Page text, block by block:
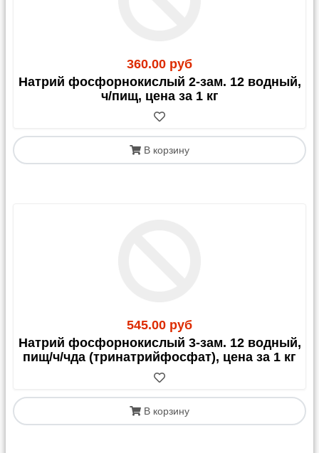
360.00 руб
Натрий фосфорнокислый 2-зам. 12 водный,
ч/пищ, цена за 1 кг
В корзину
545.00 руб
Натрий фосфорнокислый 3-зам. 12 водный,
пищ/ч/чда (тринатрийфосфат), цена за 1 кг
В корзину